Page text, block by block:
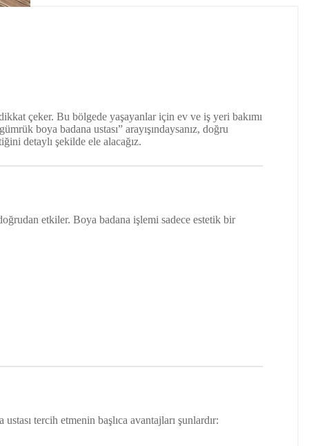
çeker. Bu bölgede yaşayanlar için ev ve iş yeri bakımı
boya badana ustası” arayışındaysanız, doğru
detaylı şekilde ele alacağız.
etkiler. Boya badana işlemi sadece estetik bir
tercih etmenin başlıca avantajları şunlardır: